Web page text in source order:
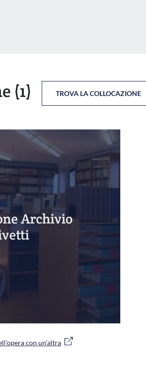
(1) TROVA LA COLLOCAZIONE
Archivio
con un'altra